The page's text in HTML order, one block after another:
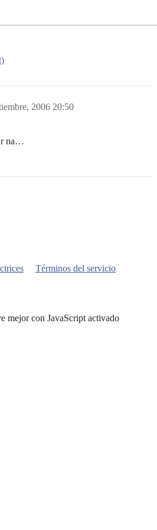
2006 20:50
na…
Términos del servicio
mejor con JavaScript activado